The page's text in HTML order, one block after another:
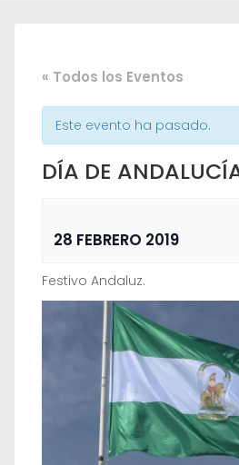
« Todos los Eventos
Este evento ha pasado.
DÍA DE
28 FEBRERO 2019
Festivo Andaluz.